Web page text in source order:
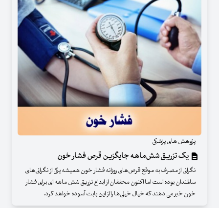
پژوهش های پزشکی
یک تزریق شش‌ماهه جایگزین قرص فشار خون
نگرانی از مصرف به موقع قرص‌های روزانه فشار خون همیشه یکی از نگرانی‌های
سالمندان بوده است اما اکنون محققان از ابداع تزریق شش ماهه ای برای فشار
خون خبر می دهند که خیال خیلی‌ها را از این بابت آسوده خواهد کرد.